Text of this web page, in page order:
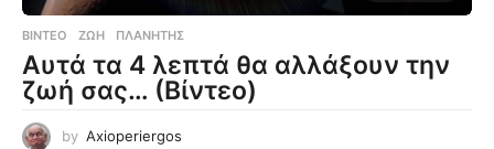
ΒΊΝΤΕΟ ΖΩΉ ,ΠΛΑΝΉΤΗΣ
Αυτά τα 4 λεπτά θα αλλάξουν την
ζωή σας… (Βίντεο)
by Axioperiergos